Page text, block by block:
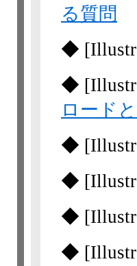
る質問
◆
◆
ロード
◆
◆
◆
◆